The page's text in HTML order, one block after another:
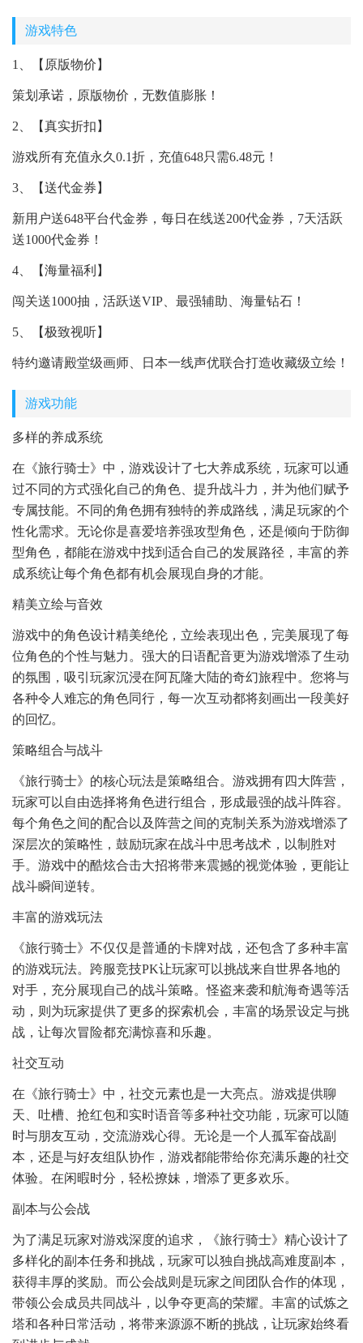
游戏特色
1、【原版物价】
策划承诺，原版物价，无数值膨胀！
2、【真实折扣】
游戏所有充值永久0.1折，充值648只需6.48元！
3、【送代金券】
新用户送648平台代金券，每日在线送200代金券，7天活跃
送1000代金券！
4、【海量福利】
闯关送1000抽，活跃送VIP、最强辅助、海量钻石！
5、【极致视听】
特约邀请殿堂级画师、日本一线声优联合打造收藏级立绘！
游戏功能
多样的养成系统
在《旅行骑士》中，游戏设计了七大养成系统，玩家可以通
过不同的方式强化自己的角色、提升战斗力，并为他们赋予
专属技能。不同的角色拥有独特的养成路线，满足玩家的个
性化需求。无论你是喜爱培养强攻型角色，还是倾向于防御
型角色，都能在游戏中找到适合自己的发展路径，丰富的养
成系统让每个角色都有机会展现自身的才能。
精美立绘与音效
游戏中的角色设计精美绝伦，立绘表现出色，完美展现了每
位角色的个性与魅力。强大的日语配音更为游戏增添了生动
的氛围，吸引玩家沉浸在阿瓦隆大陆的奇幻旅程中。您将与
各种令人难忘的角色同行，每一次互动都将刻画出一段美好
的回忆。
策略组合与战斗
《旅行骑士》的核心玩法是策略组合。游戏拥有四大阵营，
玩家可以自由选择将角色进行组合，形成最强的战斗阵容。
每个角色之间的配合以及阵营之间的克制关系为游戏增添了
深层次的策略性，鼓励玩家在战斗中思考战术，以制胜对
手。游戏中的酷炫合击大招将带来震撼的视觉体验，更能让
战斗瞬间逆转。
丰富的游戏玩法
《旅行骑士》不仅仅是普通的卡牌对战，还包含了多种丰富
的游戏玩法。跨服竞技PK让玩家可以挑战来自世界各地的
对手，充分展现自己的战斗策略。怪盗来袭和航海奇遇等活
动，则为玩家提供了更多的探索机会，丰富的场景设定与挑
战，让每次冒险都充满惊喜和乐趣。
社交互动
在《旅行骑士》中，社交元素也是一大亮点。游戏提供聊
天、吐槽、抢红包和实时语音等多种社交功能，玩家可以随
时与朋友互动，交流游戏心得。无论是一个人孤军奋战副
本，还是与好友组队协作，游戏都能带给你充满乐趣的社交
体验。在闲暇时分，轻松撩妹，增添了更多欢乐。
副本与公会战
为了满足玩家对游戏深度的追求，《旅行骑士》精心设计了
多样化的副本任务和挑战，玩家可以独自挑战高难度副本，
获得丰厚的奖励。而公会战则是玩家之间团队合作的体现，
带领公会成员共同战斗，以争夺更高的荣耀。丰富的试炼之
塔和各种日常活动，将带来源源不断的挑战，让玩家始终看